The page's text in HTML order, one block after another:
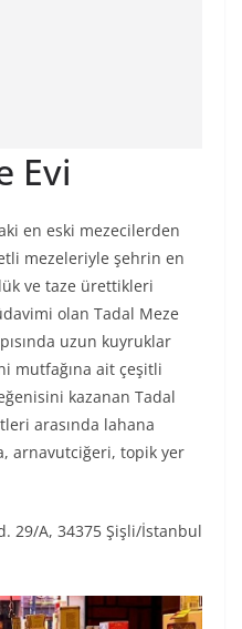
Evi
en eski mezecilerden
mezeleriyle şehrin en
ve taze ürettikleri
olan Tadal Meze
uzun kuyruklar
mutfağına ait çeşitli
kazanan Tadal
arasında lahana
arnavutciğeri, topik yer
29/A, 34375 Şişli/İstanbul